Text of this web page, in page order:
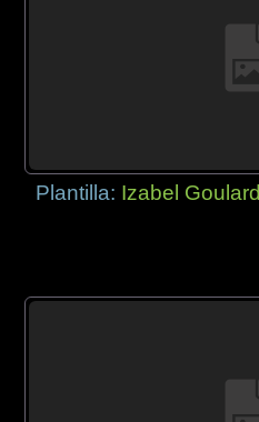
Plantilla: Izabel Goulard